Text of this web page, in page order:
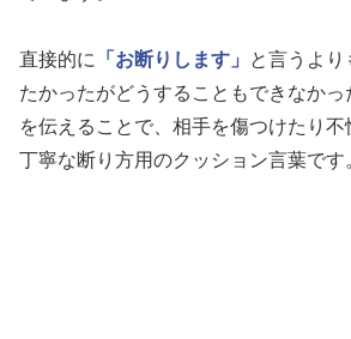
直接的に 「お断りします」
と言うより
たかったがどうすることもできなか
を伝えることで、相手を傷つけたり
丁寧な断り方用のクッション言葉です